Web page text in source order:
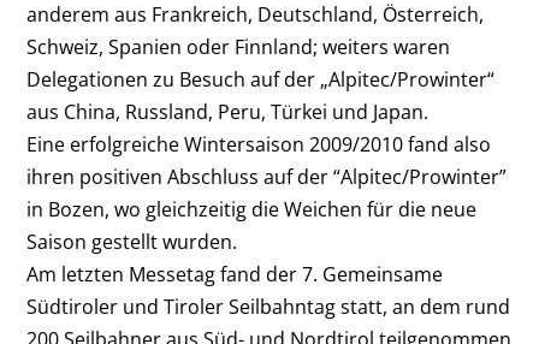
anderem aus Frankreich, Deutschland, Österreich,
Schweiz, Spanien oder Finnland; weiters waren
Delegationen zu Besuch auf der „Alpitec/Prowinter“
aus China, Russland, Peru, Türkei und Japan.
Eine erfolgreiche Wintersaison 2009/2010 fand also
ihren positiven Abschluss auf der “Alpitec/Prowinter”
in Bozen, wo gleichzeitig die Weichen für die neue
Saison gestellt wurden.
Am letzten Messetag fand der 7. Gemeinsame
Südtiroler und Tiroler Seilbahntag statt, an dem rund